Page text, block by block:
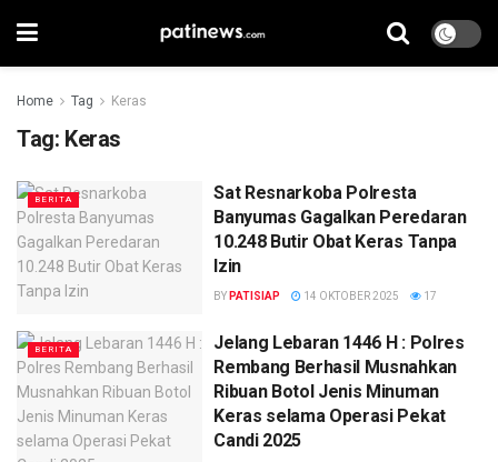
Home Tag Keras
Tag: Keras
BERITA
Sat Resnarkoba Polresta
Banyumas Gagalkan Peredaran
10.248 Butir Obat Keras Tanpa
Izin
BY PATISIAP 14 OKTOBER 2025 17
BERITA
Jelang Lebaran 1446 H : Polres
Rembang Berhasil Musnahkan
Ribuan Botol Jenis Minuman
Keras selama Operasi Pekat
Candi 2025